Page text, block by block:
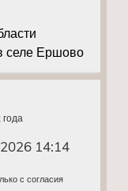
селе Ершово
14:14
с согласия